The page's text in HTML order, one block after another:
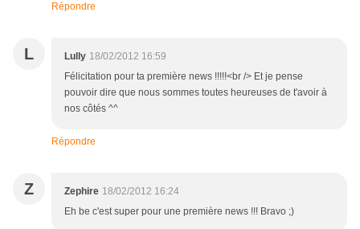
Répondre
L Lully 18/02/2012 16:59
Félicitation pour ta première news !!!!!<br /> Et je pense
pouvoir dire que nous sommes toutes heureuses de t'avoir à
nos côtés ^^
Répondre
Z Zephire 18/02/2012 16:24
Eh be c'est super pour une première news !!! Bravo ;)